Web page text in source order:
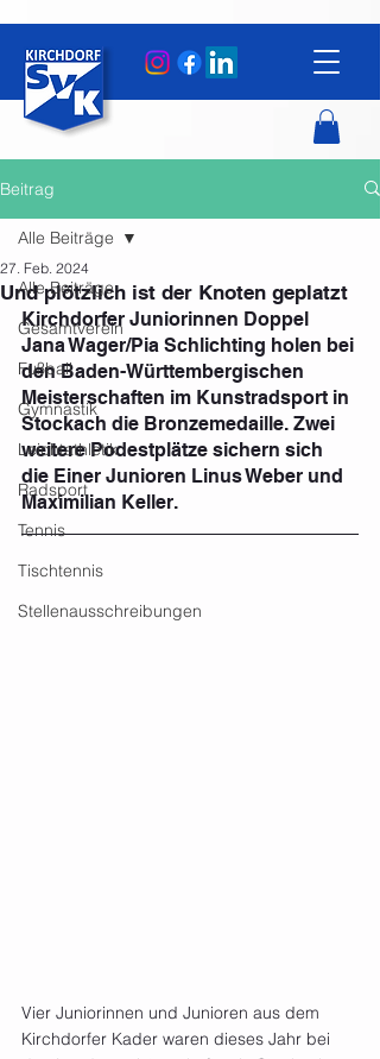
Beitrag
Alle Beiträge
Gesamtverein
Fußball
Gymnastik
Leichtathletik
Radsport
Tennis
Tischtennis
Stellenausschreibungen
Alle Beiträge
Und plötzlich ist der Knoten geplatzt
27. Feb. 2024
Kirchdorfer Juniorinnen Doppel
Jana Wager/Pia Schlichting holen bei
den Baden-Württembergischen
Meisterschaften im Kunstradsport in
Stockach die Bronzemedaille. Zwei
weitere Podestplätze sichern sich
die Einer Junioren Linus Weber und
Maximilian Keller.
Vier Juniorinnen und Junioren aus dem
Kirchdorfer Kader waren dieses Jahr bei